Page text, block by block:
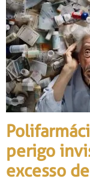
perigo
excesso